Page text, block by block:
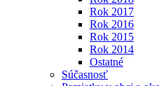
Rok 2017
Rok 2016
Rok 2015
Rok 2014
Ostatné
Súčasnosť